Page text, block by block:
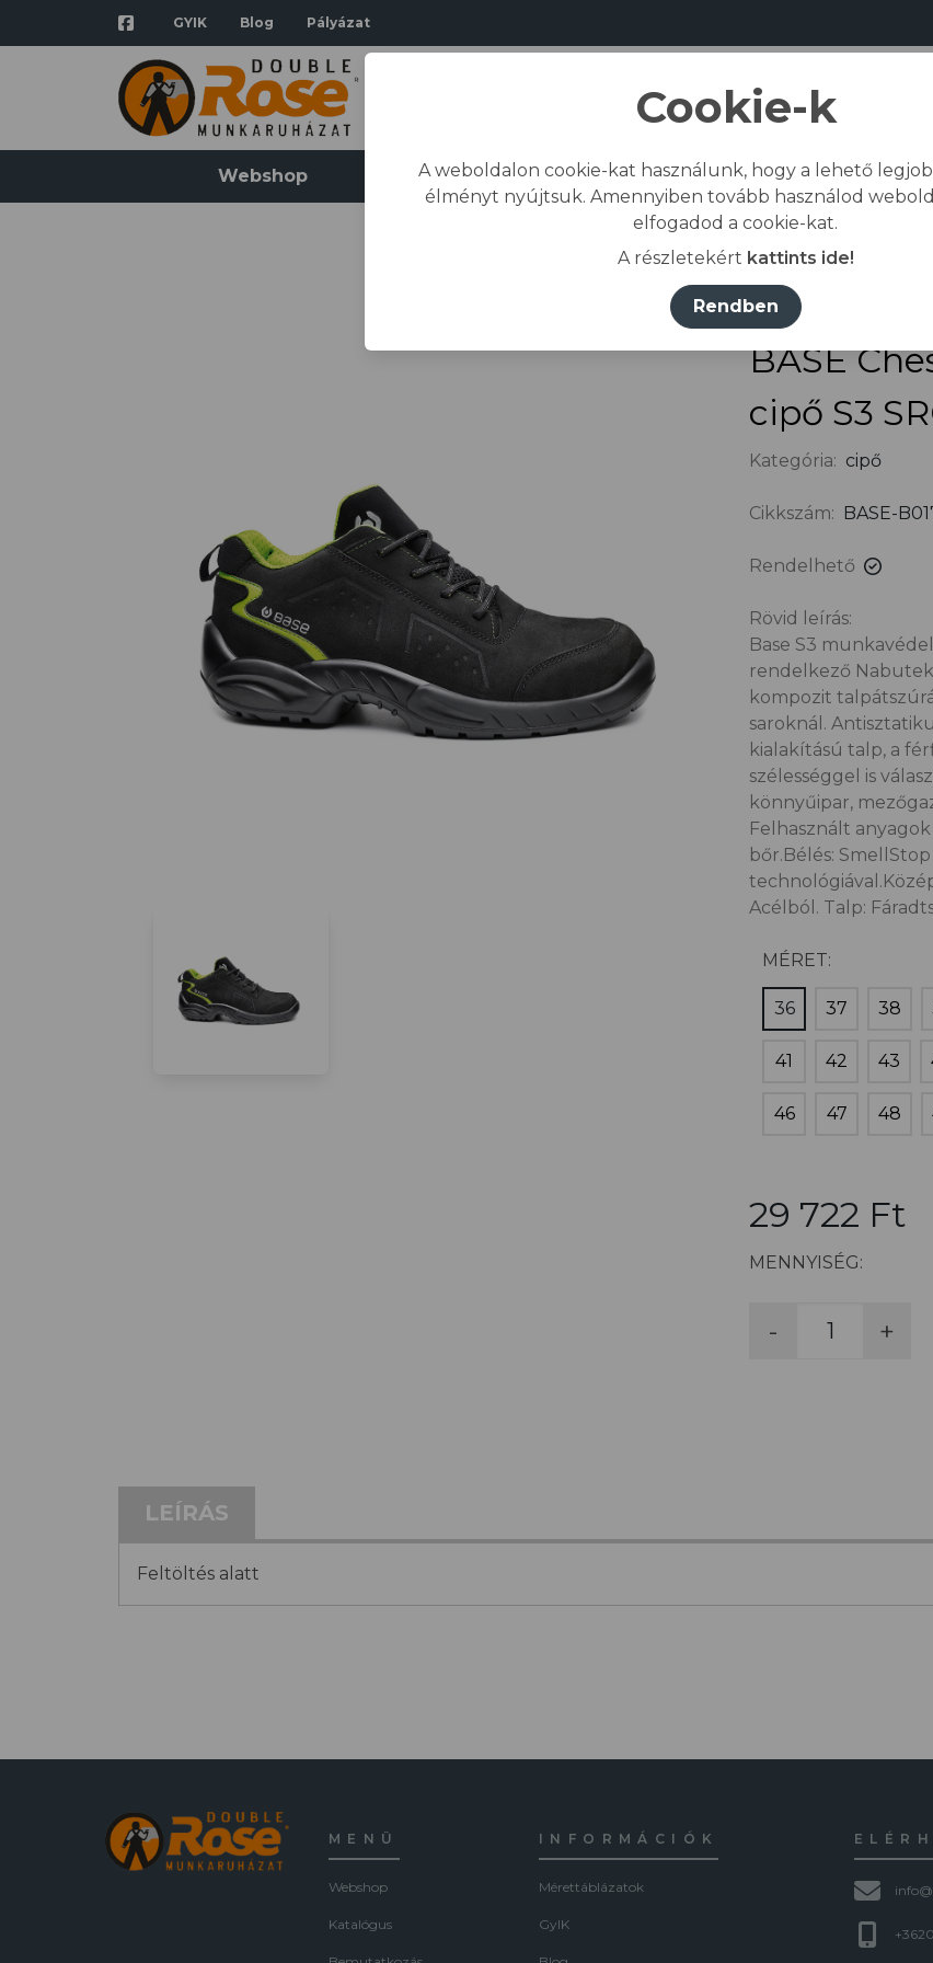
GYIK Blog Pályázat
Webshop Katalógus Bemutatkozás Gyártás
Összes termék / Lábvédelem
BASE
cipő S3
Kategória: cipő
Cikkszám: BASE-
Rendelhető
Rövid leírás:
Base S3
rendelkező
kompozit
saroknál.
kialakítású talp, a
szélességgel is
könnyűipar,
Felhasznált
bőr.Bélés:
Acélból. Talp:
MÉRET:
36 37 38
41 42 43
46 47 48
29 722 Ft
MENNYISÉG:
- +
LEÍRÁS
Feltöltés alatt
MENÜ
Webshop
Katalógus
INFORMÁCIÓK
Mérettáblázatok
GyIK
Cookie-k
A weboldalon cookie-kat használunk, hogy a lehető
élményt nyújtsuk. Amennyiben tovább használod
elfogadod a cookie-kat.
A részletekért kattints ide!
Rendben